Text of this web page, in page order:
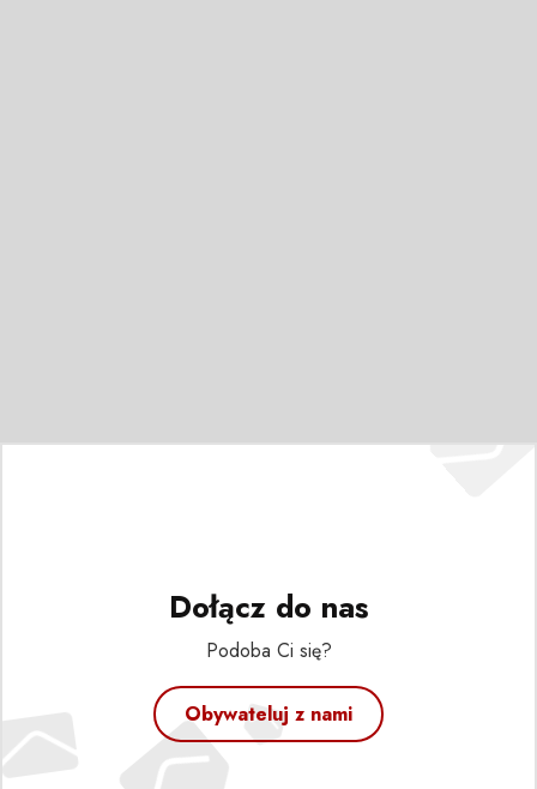
Dołącz do nas
Podoba Ci się?
Obywateluj z nami